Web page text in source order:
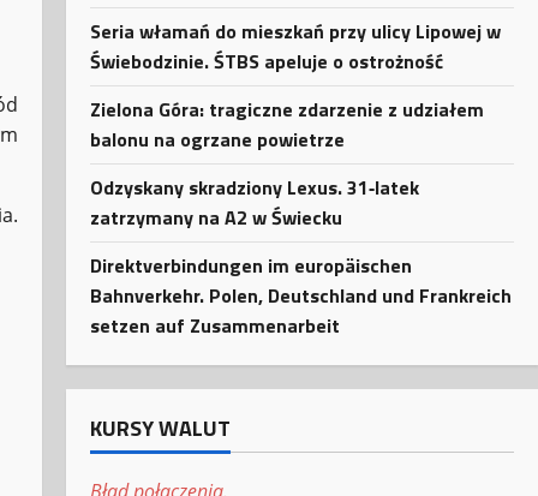
Seria włamań do mieszkań przy ulicy Lipowej w
Świebodzinie. ŚTBS apeluje o ostrożność
Zielona Góra: tragiczne zdarzenie z udziałem
balonu na ogrzane powietrze
Odzyskany skradziony Lexus. 31‑latek
zatrzymany na A2 w Świecku
Direktverbindungen im europäischen
Bahnverkehr. Polen, Deutschland und Frankreich
setzen auf Zusammenarbeit
KURSY WALUT